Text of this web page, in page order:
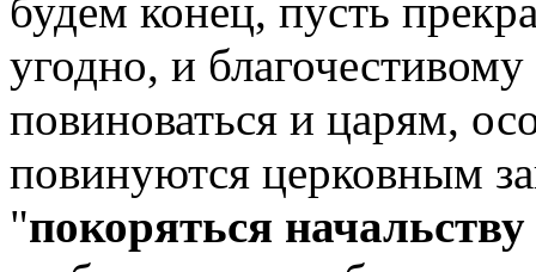
будем конец, пусть
угодно, и
повиноваться и царям,
повинуются церковным
"покоряться